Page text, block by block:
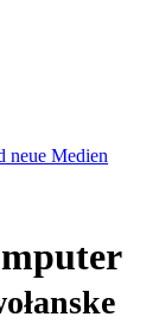
neue Medien